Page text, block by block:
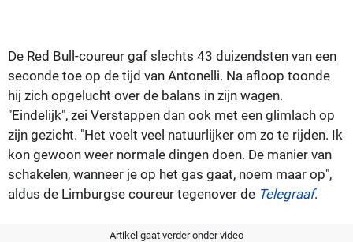
De Red Bull-coureur gaf slechts 43 duizendsten van een
seconde toe op de tijd van Antonelli. Na afloop toonde
hij zich opgelucht over de balans in zijn wagen.
"Eindelijk", zei Verstappen dan ook met een glimlach op
zijn gezicht. "Het voelt veel natuurlijker om zo te rijden. Ik
kon gewoon weer normale dingen doen. De manier van
schakelen, wanneer je op het gas gaat, noem maar op",
aldus de Limburgse coureur tegenover de Telegraaf.
Artikel gaat verder onder video